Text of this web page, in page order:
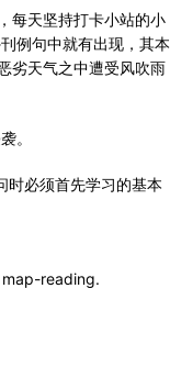
每天坚持打卡小站的小
例句中就有出现，其本
劣天气之中遭受风吹雨
。
时必须首先学习的基本
reading.